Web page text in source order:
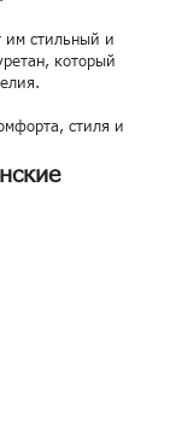
им стильный и
который
стиля и